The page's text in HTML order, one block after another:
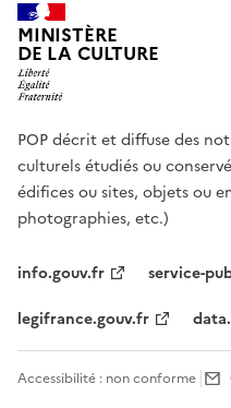
MINISTÈRE
DE LA CULTURE
POP décrit et diffuse des
culturels étudiés ou
édifices ou sites, objets ou
photographies, etc.)
info.gouv.fr
service-
legifrance.gouv.fr
Accessibilité : non conforme